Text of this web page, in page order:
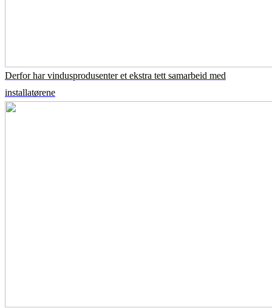
Derfor har vindusprodusenter et ekstra tett samarbeid med
installatørene